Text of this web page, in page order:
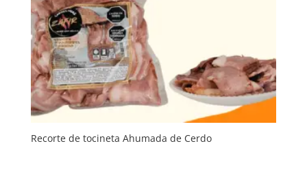
Recorte de tocineta Ahumada de Cerdo